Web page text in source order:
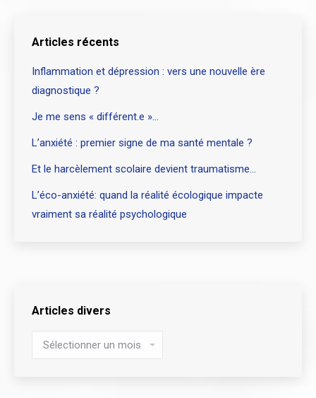
Articles récents
Inflammation et dépression : vers une nouvelle ère
diagnostique ?
Je me sens « différent.e »…
L’anxiété : premier signe de ma santé mentale ?
Et le harcèlement scolaire devient traumatisme…
L’éco-anxiété: quand la réalité écologique impacte
vraiment sa réalité psychologique
Articles divers
Articles